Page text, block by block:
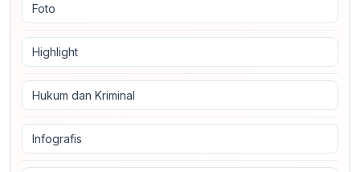
Foto
Highlight
Hukum dan Kriminal
Infografis